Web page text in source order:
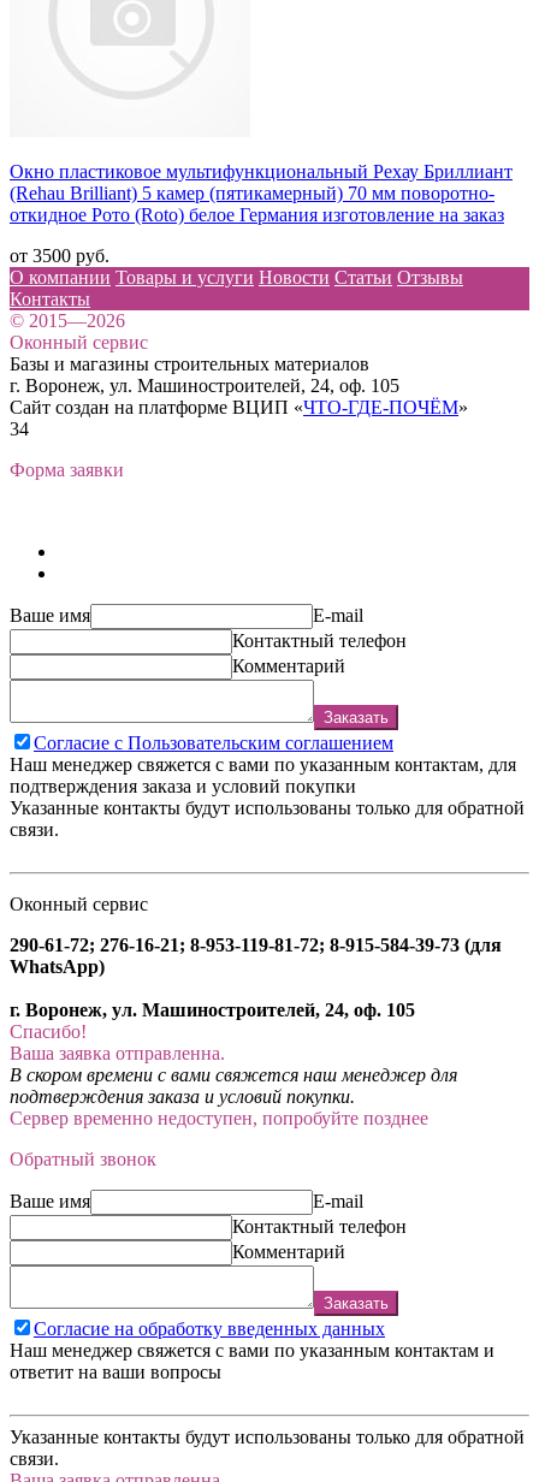
Окно пластиковое мультифункциональный Рехау Бриллиант
(Rehau Brilliant) 5 камер (пятикамерный) 70 мм поворотно-
откидное Рото (Roto) белое Германия изготовление на заказ
от 3500 руб.
О компании Товары и услуги Новости Статьи Отзывы
Контакты
© 2015—2026
Оконный сервис
Базы и магазины строительных материалов
г. Воронеж, ул. Машиностроителей, 24, оф. 105
Сайт создан на платформе ВЦИП «ЧТО-ГДЕ-ПОЧЁМ»
34
Форма заявки
Ваше имя
E-mail
Контактный телефон
Комментарий
Заказать
Согласие с Пользовательским соглашением
Наш менеджер свяжется с вами по указанным контактам, для
подтверждения заказа и условий покупки
Указанные контакты будут использованы только для обратной
связи.
Оконный сервис
290-61-72; 276-16-21; 8-953-119-81-72; 8-915-584-39-73 (для
WhatsApp)
г. Воронеж, ул. Машиностроителей, 24, оф. 105
Спасибо!
Ваша заявка отправленна.
В скором времени с вами свяжется наш менеджер для
подтверждения заказа и условий покупки.
Сервер временно недоступен, попробуйте позднее
Обратный звонок
Ваше имя
E-mail
Контактный телефон
Комментарий
Заказать
Согласие на обработку введенных данных
Наш менеджер свяжется с вами по указанным контактам и
ответит на ваши вопросы
Указанные контакты будут использованы только для обратной
связи.